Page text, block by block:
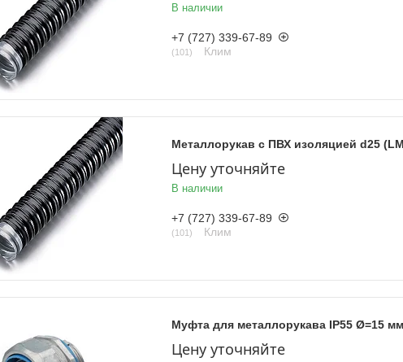
В наличии
+7 (727) 339-67-89
101 Клим
Металлорукав с ПВХ изоляцией d25
Цену уточняйте
В наличии
+7 (727) 339-67-89
101 Клим
Муфта для металлорукава IP55 Ø=15 мм
Цену уточняйте